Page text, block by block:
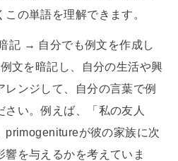
の単語を理解できます。
記 → 自分でも例文を作成し
文を暗記し、自分の生活や興
レンジして、自分の言葉で例
い。例えば、「私の友人
primogenitureが彼の家族に次
を与えるかを考えていま